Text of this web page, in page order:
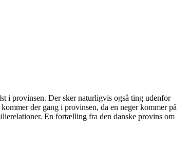
i provinsen. Der sker naturligvis også ting udenfor
der gang i provinsen, da en neger kommer på
En fortælling fra den danske provins om